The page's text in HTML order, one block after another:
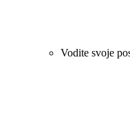
Vodite svoje